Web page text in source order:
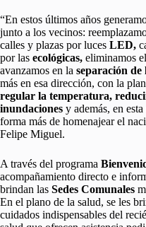
“En estos últimos años
junto a los vecinos:
calles y plazas por luces LED,
por las ecológicas, eliminamos
avanzamos en la separación de
más en esa dirección, con la
regular la temperatura,
inundaciones y además, en
forma más de homenajear el
Felipe Miguel.
A través del programa
acompañamiento directo e
brindan las Sedes Comunales
En el plano de la salud, se les
cuidados indispensables del